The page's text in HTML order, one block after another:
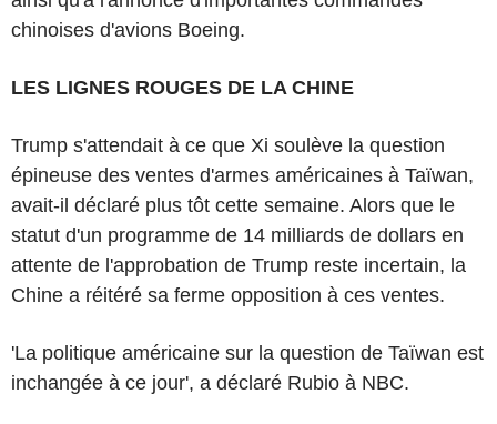
chinoises d'avions Boeing.
LES LIGNES ROUGES DE LA CHINE
Trump s'attendait à ce que Xi soulève la question
épineuse des ventes d'armes américaines à Taïwan,
avait-il déclaré plus tôt cette semaine. Alors que le
statut d'un programme de 14 milliards de dollars en
attente de l'approbation de Trump reste incertain, la
Chine a réitéré sa ferme opposition à ces ventes.
'La politique américaine sur la question de Taïwan est
inchangée à ce jour', a déclaré Rubio à NBC.